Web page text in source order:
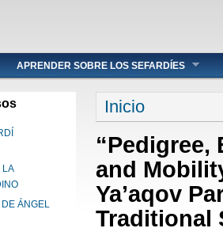
APRENDER SOBRE LOS SEFARDÍES
LA
ÁNGEL
Se encuentra
Inicio
and
Ya’aqov
Traditional